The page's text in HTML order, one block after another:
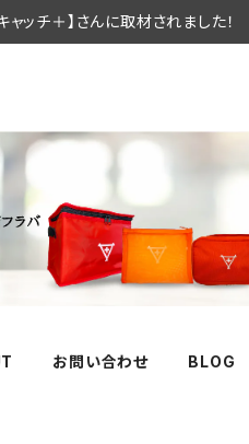
ッチ＋】さんに取材されました！
お問い合わせ BLOG